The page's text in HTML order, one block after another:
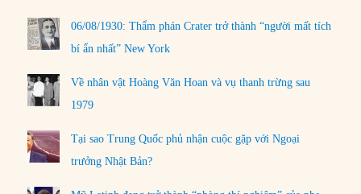
06/08/1930: Thẩm phán Crater trở thành “người mất tích
bí ẩn nhất” New York
Về nhân vật Hoàng Văn Hoan và vụ thanh trừng sau
1979
Tại sao Trung Quốc phủ nhận cuộc gặp với Ngoại
trưởng Nhật Bản?